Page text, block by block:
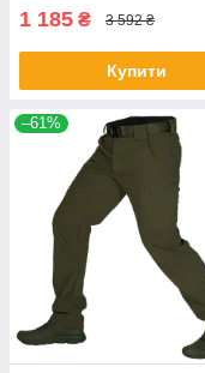
1 185 ₴ 3 592 ₴
Купити
–61%